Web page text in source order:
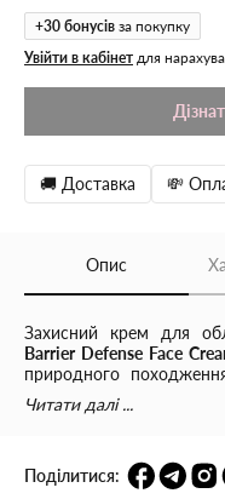
+30 бонусів за покупку
Увійти в кабінет для
🚚 Доставка 💸
Опис
Захисний крем для
Barrier Defense Face
природного
допомагають
мікробіому. Одним з
Читати далі ...
Поділитися: